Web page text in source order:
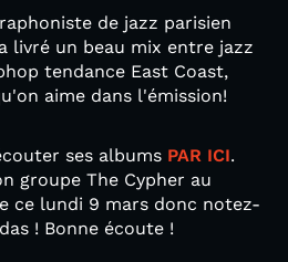
de jazz parisien
livré un beau mix entre jazz
tendance East Coast,
aime dans l'émission!
ses albums PAR ICI.
groupe The Cypher au
ce lundi 9 mars donc notez-
! Bonne écoute !